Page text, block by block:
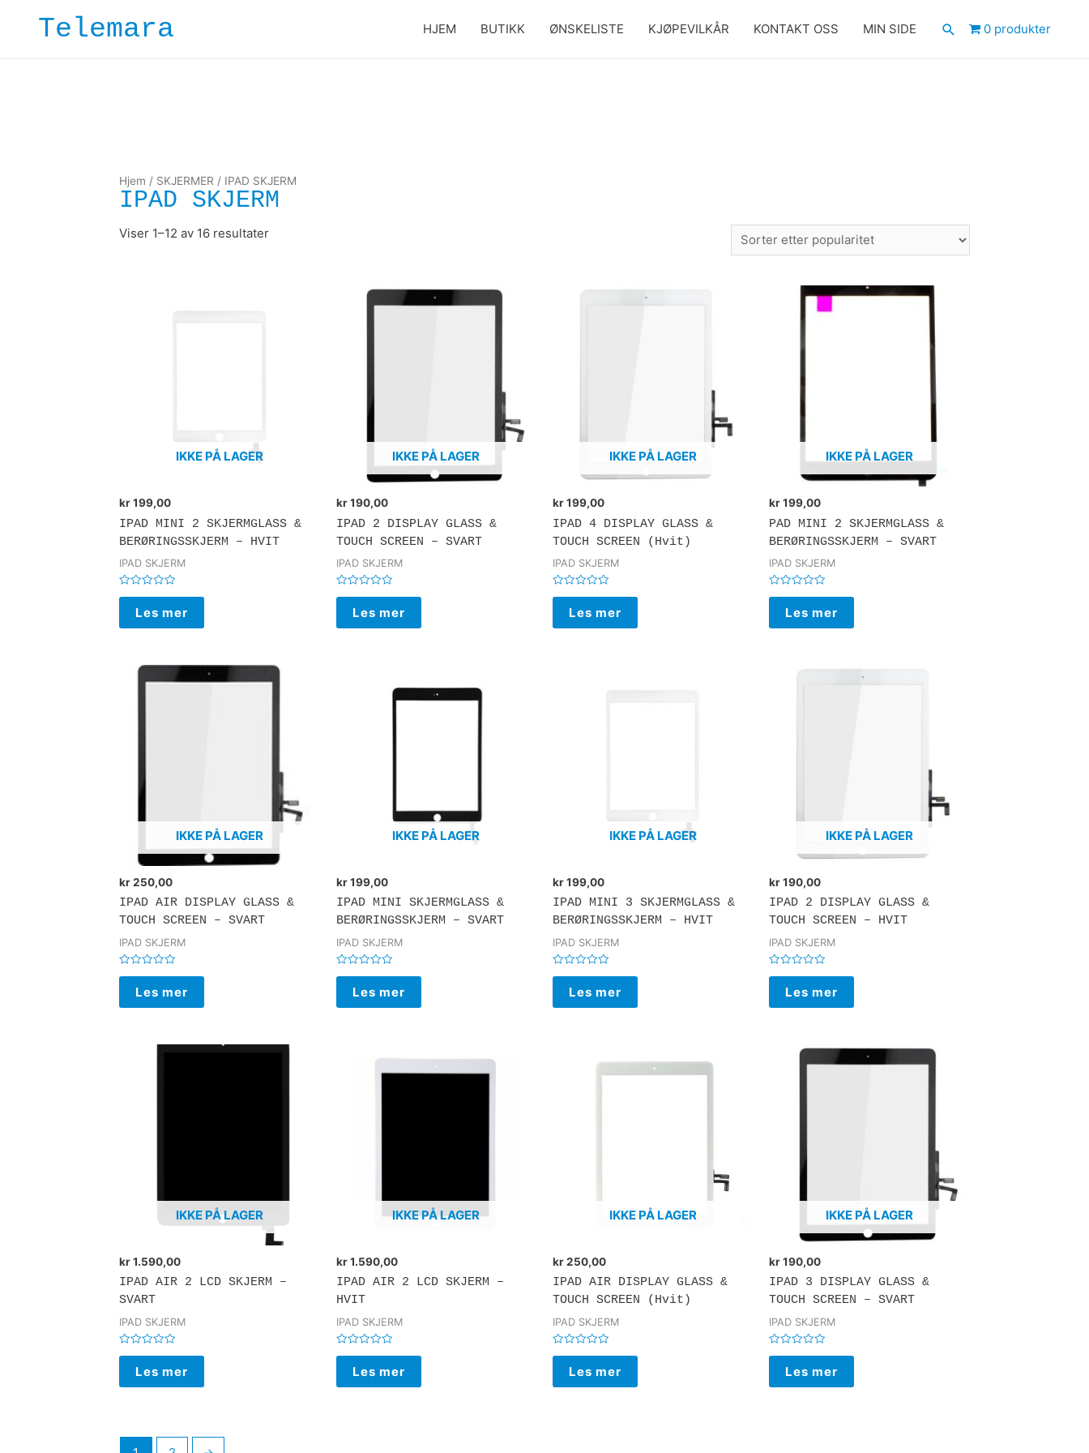
Telemara HJEM BUTIKK ØNSKELISTE KJØPEVILKÅR KONTAKT OSS MIN SIDE Søk 0 produkter
Hjem / SKJERMER / IPAD SKJERM
IPAD SKJERM
Viser 1–12 av 16 resultater
IKKE PÅ LAGER
kr199,00
IPAD MINI 2 SKJERMGLASS &
BERØRINGSSKJERM – HVIT
IPAD SKJERM
Vurdert
5
Les mer
IKKE PÅ LAGER
kr190,00
IPAD 2 DISPLAY GLASS &
TOUCH SCREEN – SVART
IPAD SKJERM
Vurdert
5
Les mer
IKKE PÅ LAGER
kr199,00
IPAD 4 DISPLAY GLASS &
TOUCH SCREEN (Hvit)
IPAD SKJERM
Vurdert
5
Les mer
IKKE PÅ LAGER
kr199,00
PAD MINI 2 SKJERMGLASS &
BERØRINGSSKJERM – SVART
IPAD SKJERM
Vurdert
5
Les mer
IKKE PÅ LAGER
kr250,00
IPAD AIR DISPLAY GLASS &
TOUCH SCREEN – SVART
IPAD SKJERM
Vurdert
5
Les mer
IKKE PÅ LAGER
kr199,00
IPAD MINI SKJERMGLASS &
BERØRINGSSKJERM – SVART
IPAD SKJERM
Vurdert
5
Les mer
IKKE PÅ LAGER
kr199,00
IPAD MINI 3 SKJERMGLASS &
BERØRINGSSKJERM – HVIT
IPAD SKJERM
Vurdert
5
Les mer
IKKE PÅ LAGER
kr190,00
IPAD 2 DISPLAY GLASS &
TOUCH SCREEN – HVIT
IPAD SKJERM
Vurdert
5
Les mer
IKKE PÅ LAGER
kr1.590,00
IPAD AIR 2 LCD SKJERM –
SVART
IPAD SKJERM
Vurdert
Les mer
IKKE PÅ LAGER
kr1.590,00
IPAD AIR 2 LCD SKJERM –
HVIT
IPAD SKJERM
Vurdert
Les mer
IKKE PÅ LAGER
kr250,00
IPAD AIR DISPLAY GLASS &
TOUCH SCREEN (Hvit)
IPAD SKJERM
Vurdert
Les mer
IKKE PÅ LAGER
kr190,00
IPAD 3 DISPLAY GLASS &
TOUCH SCREEN – SVART
IPAD SKJERM
Vurdert
Les mer